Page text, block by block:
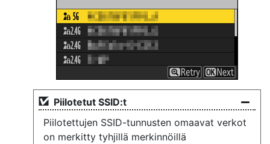
Piilotetut SSID:t
Piilotettujen SSID-tunnusten omaavat verkot
on merkitty tyhjillä merkinnöillä